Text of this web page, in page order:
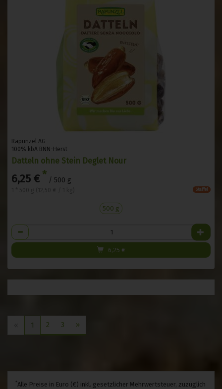
Rapunzel AG
100% kbA BNN-Herst
Datteln ohne Stein Deglet Nour
6,25 € * / 500 g
Staffel
500 g
Anzahl
6,25 €
1 2 3 »
*Alle Preise in Euro (€) inkl. gesetzlicher Mehrwertsteuer, zuzüglich